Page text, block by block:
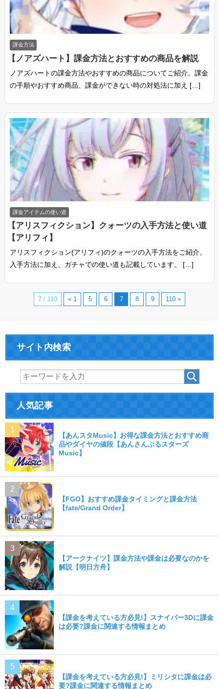
課金方法
【ノアズハート】課金方法とおすすめの商品を解説
ノアズハートの課金方法やおすすめの商品についてご紹介。課金
の手順やおすすめ商品、課金ができない時の対処法に加え […]
課金アイテムの使い道
【アリスフィクション】クォーツの入手方法と使い道
【アリフィ】
アリスフィクション(アリフィ)のクォーツの入手方法をご紹介。
入手方法に加え、ガチャでの使い道も記載しています。 […]
7 / 110 « 1 5 6 7 8 9 110 »
サイト内検索
人気記事
【あんスタMusic】お得な課金方法とおすすめ商
品やダイヤの値段【あんさんぶるスターズ
Music】
【FGO】おすすめ課金タイミングと課金方法
【fate/Grand Order】
【アークナイツ】課金方法や課金は必要なのかを
解説【明日方舟】
【課金を考えている方必見!】スナイパー3Dに課金
は必要?課金に関連する情報まとめ
【課金を考えている方必見!】ミリシタに課金は必
要?課金に関連する情報まとめ